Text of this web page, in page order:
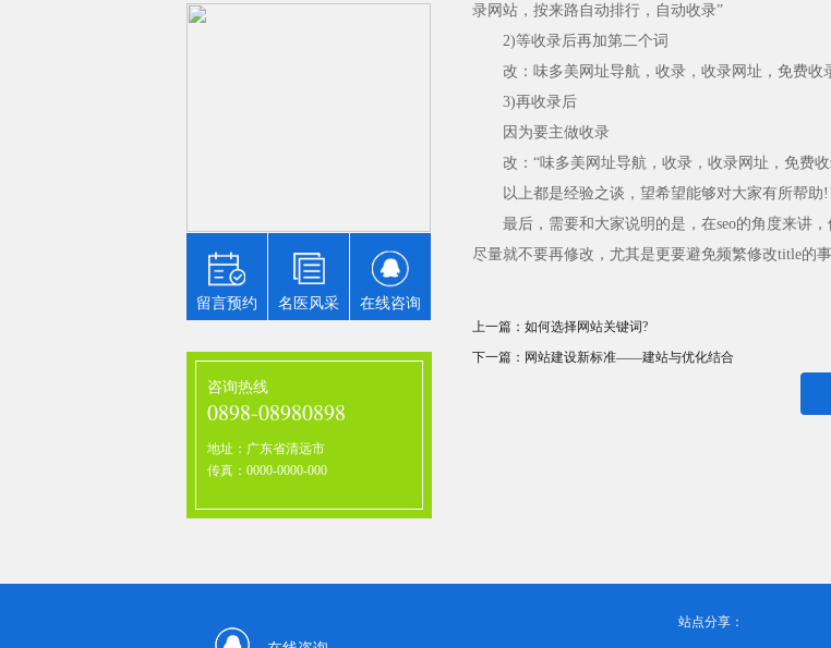
体制先行路路通达！广西大件运输跑出改革加速度
近年来，得益于装备
件物流需求快速增长。据
统计，今年上半年，全区
留言预约 名医风采 在线咨询
咨询热线
0898-08980898
地址：广东省清远市
传真：0000-0000-000
录网站，按来路自动排行，自动收录”
2)等收录后再加第二个词
改：味多美网址导航，收录，收录网址，免费收
3)再收录后
因为要主做收录
改：“味多美网址导航，收录，收录网址，免费收
以上都是经验之谈，望希望能够对大家有所帮助!
最后，需要和大家说明的是，在seo的角度来讲，
尽量就不要再修改，尤其是更要避免频繁修改title的
上一篇： 如何选择网站关键词?
下一篇： 网站建设新标准——建站与优化结合
站点分享：